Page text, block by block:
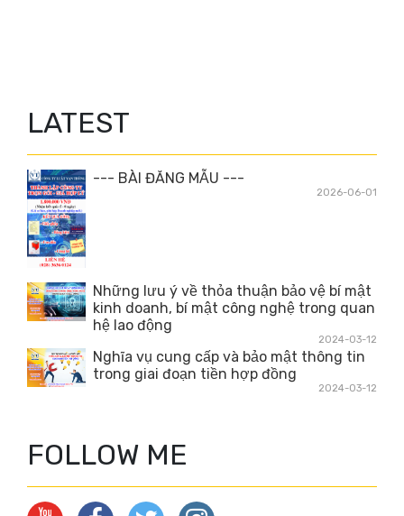
LATEST
--- BÀI ĐĂNG MẪU ---
2026-06-01
Những lưu ý về thỏa thuận bảo vệ bí mật
kinh doanh, bí mật công nghệ trong quan
hệ lao động
2024-03-12
Nghĩa vụ cung cấp và bảo mật thông tin
trong giai đoạn tiền hợp đồng
2024-03-12
FOLLOW ME